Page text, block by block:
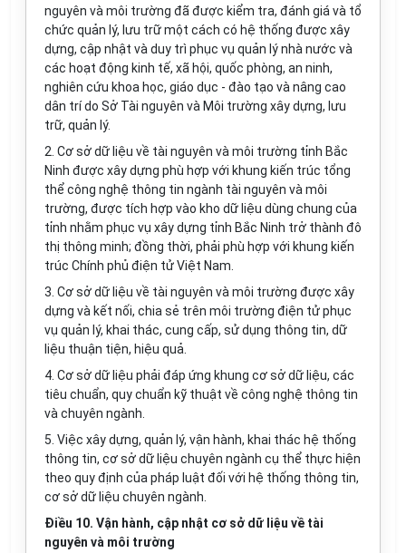
nguyên và môi trường đã được kiểm tra, đánh giá và tổ
chức quản lý, lưu trữ một cách có hệ thống được xây
dựng, cập nhật và duy trì phục vụ quản lý nhà nước và
các hoạt động kinh tế, xã hội, quốc phòng, an ninh,
nghiên cứu khoa học, giáo dục - đào tạo và nâng cao
dân trí do Sở Tài nguyên và Môi trường xây dựng, lưu
trữ, quản lý.
2. Cơ sở dữ liệu về tài nguyên và môi trường tỉnh Bắc
Ninh được xây dựng phù hợp với khung kiến trúc tổng
thể công nghệ thông tin ngành tài nguyên và môi
trường, được tích hợp vào kho dữ liệu dùng chung của
tỉnh nhằm phục vụ xây dựng tỉnh Bắc Ninh trở thành đô
thị thông minh; đồng thời, phải phù hợp với khung kiến
trúc Chính phủ điện tử Việt Nam.
3. Cơ sở dữ liệu về tài nguyên và môi trường được xây
dựng và kết nối, chia sẻ trên môi trường điện tử phục
vụ quản lý, khai thác, cung cấp, sử dụng thông tin, dữ
liệu thuận tiện, hiệu quả.
4. Cơ sở dữ liệu phải đáp ứng khung cơ sở dữ liệu, các
tiêu chuẩn, quy chuẩn kỹ thuật về công nghệ thông tin
và chuyên ngành.
5. Việc xây dựng, quản lý, vận hành, khai thác hệ thống
thông tin, cơ sở dữ liệu chuyên ngành cụ thể thực hiện
theo quy định của pháp luật đối với hệ thống thông tin,
cơ sở dữ liệu chuyên ngành.
Điều 10. Vận hành, cập nhật cơ sở dữ liệu về tài
nguyên và môi trường